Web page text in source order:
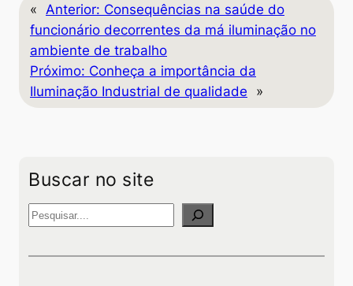
« Anterior: Consequências na saúde do
funcionário decorrentes da má iluminação no
ambiente de trabalho
Próximo: Conheça a importância da
Iluminação Industrial de qualidade
»
Buscar no site
P
s